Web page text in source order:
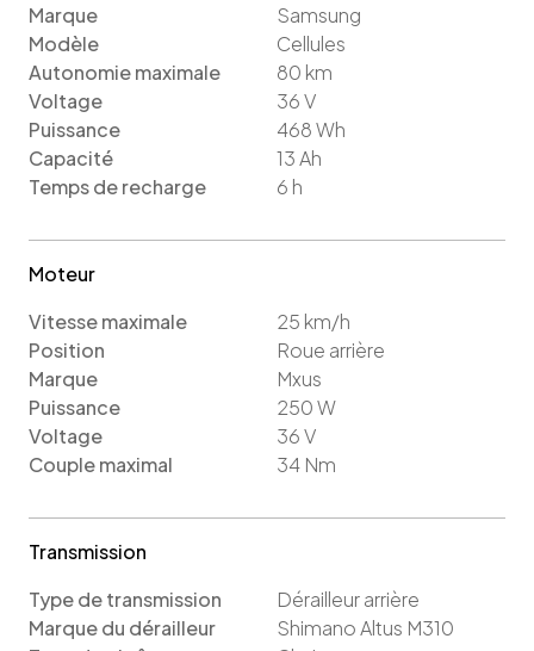
Marque
Samsung
Modèle
Cellules
Autonomie maximale
80 km
Voltage
36V
Puissance
468Wh
Capacité
13Ah
Temps de recharge
6 h
Moteur
Vitesse maximale
25 km/h
Position
Roue arrière
Marque
Mxus
Puissance
250W
Voltage
36V
Couple maximal
34 Nm
Transmission
Type de transmission
Dérailleur arrière
Marque du dérailleur
Shimano Altus M310